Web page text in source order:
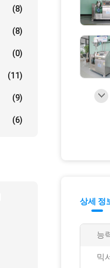
(8)
(8)
(0)
(11)
(9)
(6)
상세 정
능
믹